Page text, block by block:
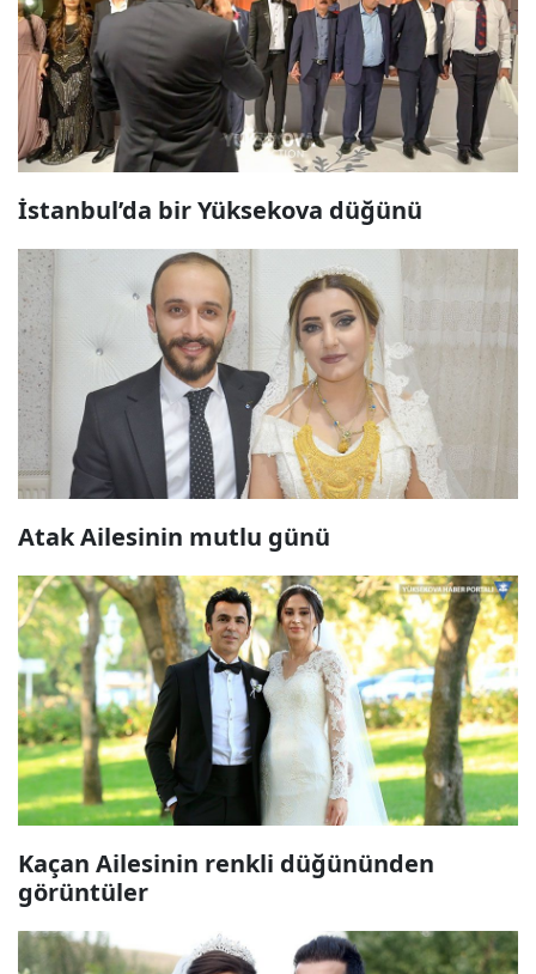
İstanbul’da bir Yüksekova düğünü
Atak Ailesinin mutlu günü
Kaçan Ailesinin renkli düğününden
görüntüler